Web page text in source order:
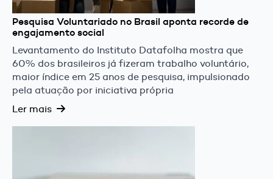
Pesquisa Voluntariado no Brasil aponta recorde de
engajamento social
Levantamento do Instituto Datafolha mostra que
60% dos brasileiros já fizeram trabalho voluntário,
maior índice em 25 anos de pesquisa, impulsionado
pela atuação por iniciativa própria
Ler mais